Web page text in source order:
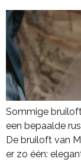
Sommige
een bepaalde
De bruiloft van
er zo één: